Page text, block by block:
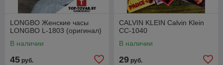
LONGBO Женские часы
LONGBO L-1803 (оригинал)
В наличии
45 руб.
CALVIN KLEIN Calvin Klein
CC-1040
В наличии
29 руб.